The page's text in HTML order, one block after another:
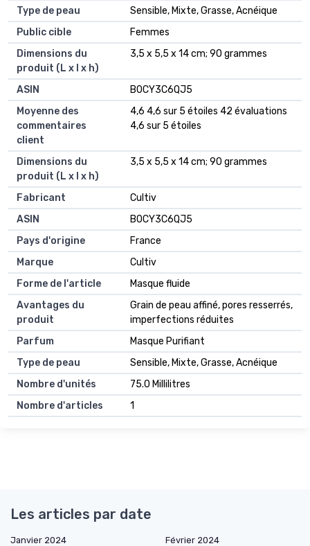
Type de peau
‎Sensible, Mixte, Grasse, Acnéique
Public cible
‎Femmes
Dimensions du
produit (L x l x h)
‎3,5 x 5,5 x 14 cm; 90 grammes
ASIN
‎B0CY3C6QJ5
Moyenne des
commentaires
client
4,6 4,6 sur 5 étoiles 42 évaluations
4,6 sur 5 étoiles
Dimensions du
produit (L x l x h)
3,5 x 5,5 x 14 cm; 90 grammes
Fabricant
Cultiv
ASIN
B0CY3C6QJ5
Pays d'origine
France
Marque
Cultiv
Forme de l'article
Masque fluide
Avantages du
produit
Grain de peau affiné, pores resserrés,
imperfections réduites
Parfum
Masque Purifiant
Type de peau
Sensible, Mixte, Grasse, Acnéique
Nombre d'unités
75.0 Millilitres
Nombre d'articles
1
Les articles par date
Janvier 2024
Février 2024